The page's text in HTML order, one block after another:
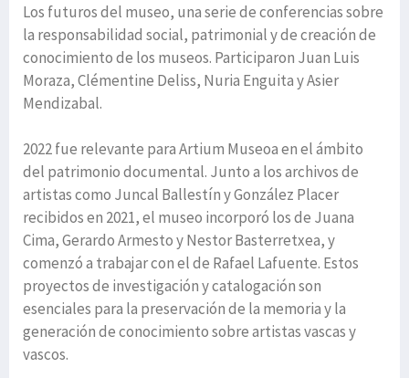
Los futuros del museo, una serie de conferencias sobre
la responsabilidad social, patrimonial y de creación de
conocimiento de los museos. Participaron Juan Luis
Moraza, Clémentine Deliss, Nuria Enguita y Asier
Mendizabal.
2022 fue relevante para Artium Museoa en el ámbito
del patrimonio documental. Junto a los archivos de
artistas como Juncal Ballestín y González Placer
recibidos en 2021, el museo incorporó los de Juana
Cima, Gerardo Armesto y Nestor Basterretxea, y
comenzó a trabajar con el de Rafael Lafuente. Estos
proyectos de investigación y catalogación son
esenciales para la preservación de la memoria y la
generación de conocimiento sobre artistas vascas y
vascos.